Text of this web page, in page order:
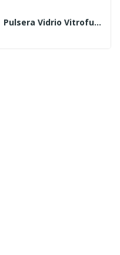
Pulsera Vidrio Vitrofusion Redondo Colores Surtido